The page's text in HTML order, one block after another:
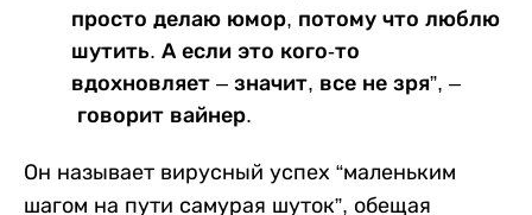
просто делаю юмор, потому что люблю
шутить. А если это кого-то
вдохновляет – значит, все не зря”, –
говорит вайнер.
Он называет вирусный успех “маленьким
шагом на пути самурая шуток”, обещая